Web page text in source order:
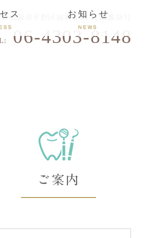
大阪市平野区加美東1丁目10番38号
06-4303-8148
ス お知らせ
NEWS
ご案内